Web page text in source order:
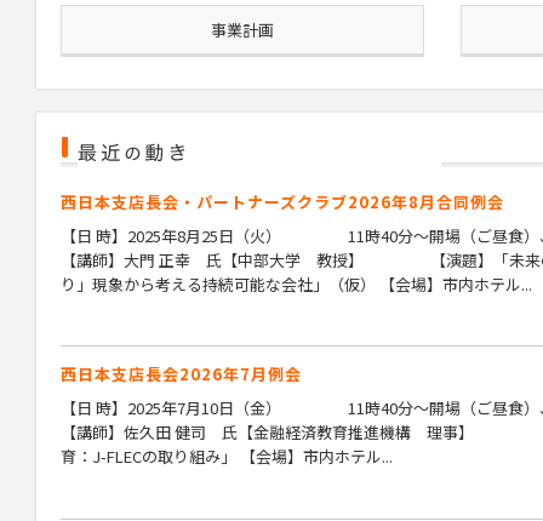
事業計画
西日本支店長会・パートナーズクラブ2026年8月合同例会
【日 時】2025年8月25日（火） 11時40分～開場（ご昼食）
【講師】大門 正幸 氏【中部大学 教授】 【演題】「未来
り」現象から考える持続可能な会社」（仮） 【会場】市内ホテル...
西日本支店長会2026年7月例会
【日 時】2025年7月10日（金） 11時40分～開場（ご昼食）
【講師】佐久田 健司 氏【金融経済教育推進機構 理事】 【
育：J-FLECの取り組み」 【会場】市内ホテル...